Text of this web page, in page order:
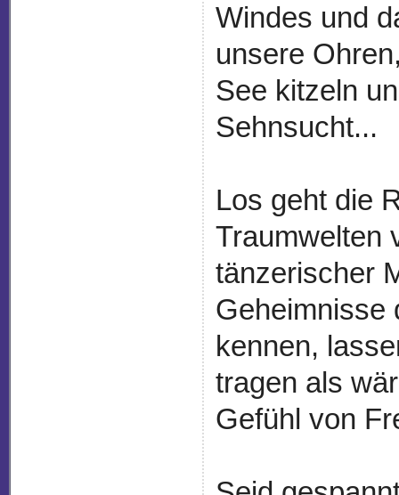
Windes und
unsere
See kitzeln
Sehnsucht...
Los geht die
Traumwelten
tänzerischer
Geheimnisse
kennen,
tragen als
Gefühl von